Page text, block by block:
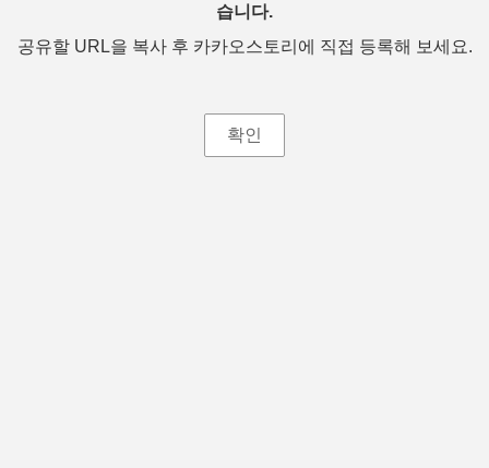
습니다.
공유할 URL을 복사 후 카카오스토리에 직접 등록해 보세요.
확인